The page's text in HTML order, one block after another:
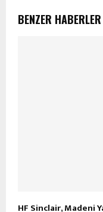
BENZER HABERLER
HF Sinclair, Madeni